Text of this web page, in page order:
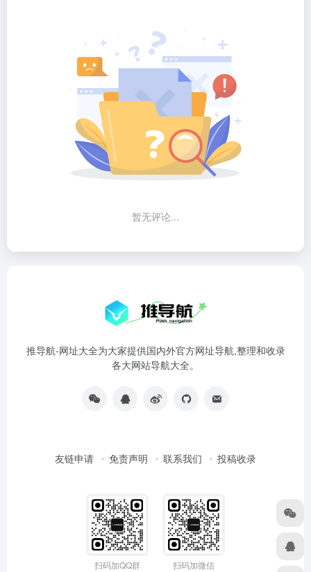
暂无评论...
推导航-网址大全为大家提供国内外官方网址导航,整理和收录
各大网站导航大全。
友链申请 免责声明 联系我们 投稿收录
扫码加QQ群 扫码加微信